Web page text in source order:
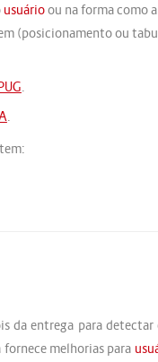
usuárioou na forma como
(posicionamento ou
.
da entrega para
melhorias para